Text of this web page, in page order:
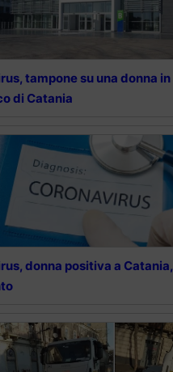
tampone su una donna
di Catania
donna positiva a